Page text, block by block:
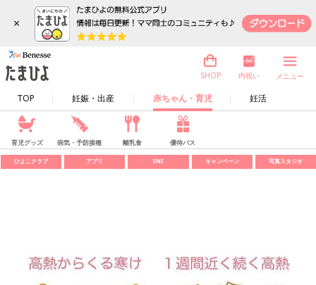
×
TOP 妊娠・出産 赤ちゃん・育児 妊活
SHOP 内祝い メニュー
育児グッズ 病気・予防接種 離乳食 優待パス
ひよこクラブ アプリ SNS キャンペーン 写真スタジオ